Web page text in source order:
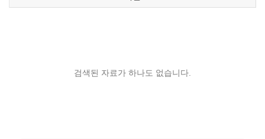
검색된 자료가 하나도 없습니다.